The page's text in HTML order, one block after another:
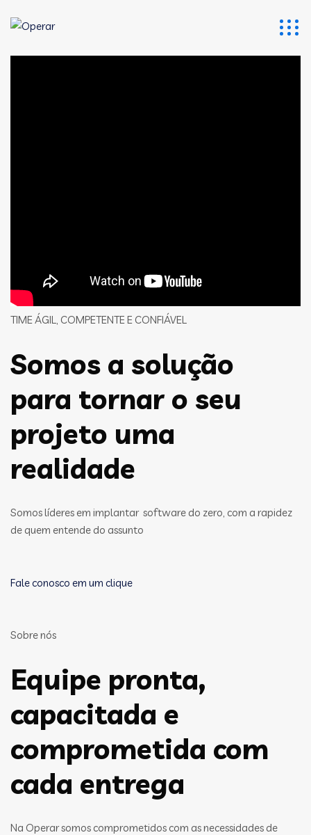
TIME ÁGIL, COMPETENTE E CONFIÁVEL
Somos a solução
para tornar o seu
projeto uma
realidade
Somos líderes em implantar software do zero, com a rapidez
de quem entende do assunto
Fale conosco em um clique
Sobre nós
Equipe pronta,
capacitada e
comprometida com
cada entrega
Na Operar somos comprometidos com as necessidades de